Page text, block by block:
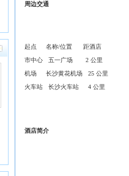
周边交通
起点 名称/位置 距酒店
市中心 五一广场 2 公里
机场 长沙黄花机场 25 公里
火车站 长沙火车站 4 公里
酒店简介